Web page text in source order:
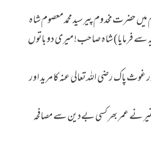
میں حضرت مخدوم پیر سید محمد معصوم شاہ
سے فرمایا) شاہ صاحب! میری دو باتوں
غوث پاک رضی اللہ تعالی عنہ کا مرید اور
نے عمر بھر کسی بےدین سے مصافحہ